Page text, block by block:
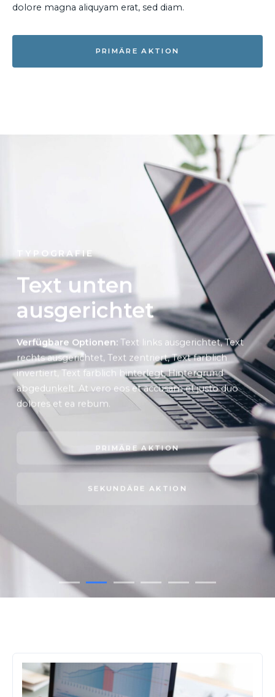
dolore magna aliquyam erat, sed diam.
PRIMÄRE AKTION
TYPOGRAFIE
Text mittig links
Verfügbare Optionen: Text links ausgerichtet, Text
rechts ausgerichtet, Text zentriert, Text farblich
invertiert, Text farblich hinterlegt, Hintergrund
abgedunkelt. At vero eos et accusam et justo duo
dolores et ea rebum.
PRIMÄRE AKTION
SEKUNDÄRE AKTION